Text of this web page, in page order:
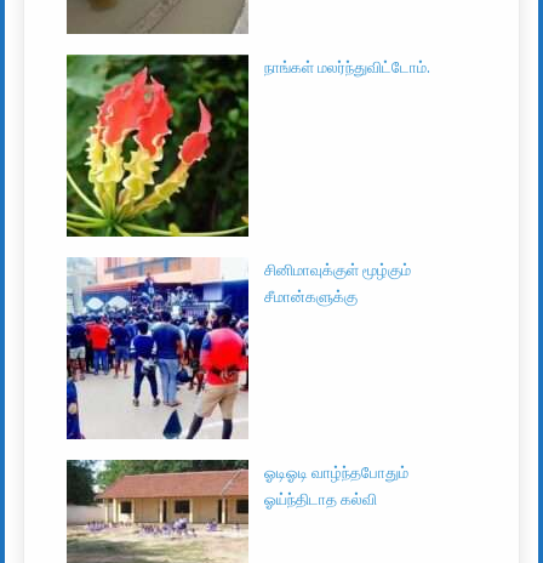
நாங்கள் மலர்ந்துவிட்டோம்.
சினிமாவுக்குள் மூழ்கும்
சீமான்களுக்கு
ஓடிஓடி வாழ்ந்தபோதும்
ஓய்ந்திடாத கல்வி